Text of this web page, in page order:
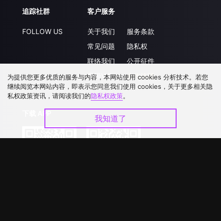
追踪社群
FOLLOW US
客户服务
关于我们
常见问题
联络我们
升级VIP
服务条款
隐私权
公开征件
合作洽談
为提供您更多优质的服务与内容，本网站使用 cookies 分析技术。若您
继续阅览本网站内容，即表示您同意我们使用 cookies，关于更多相关隐
私权政策资讯，请阅读我们的隐私权政策。
我知道了